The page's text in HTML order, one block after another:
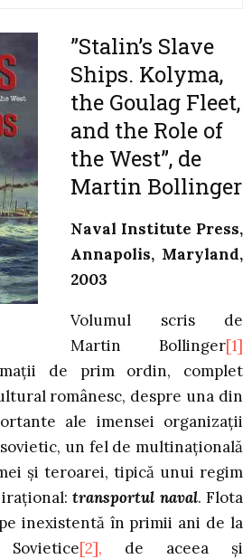
”Stalin’s Slave
Ships. Kolyma,
the Goulag Fleet,
and the Role of
the West”, de
Martin Bollinger
Naval Institute Press,
Annapolis, Maryland,
2003
Volumul scris de
Martin Bollinger[1]
de prim ordin, complet
românesc, despre una din
ale imensei organizaţii
un fel de multinaţională
şi teroarei, tipică unui regim
transportul naval. Flota
inexistentă în primii ani de la
[2], de aceea şi